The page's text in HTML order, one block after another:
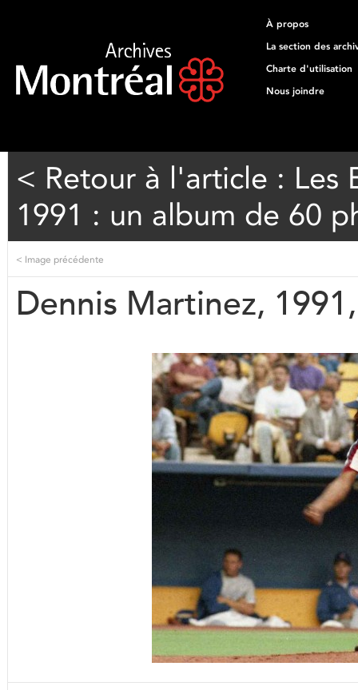
À propos
La section des
Charte d'utilisation
Nous joindre
< Retour à l'article : Les
1991 : un album de 60
< Image précédente
Dennis Martinez,